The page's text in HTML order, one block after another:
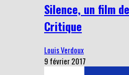
Silence, un film
Critique
Louis Verdoux
9 février 2017